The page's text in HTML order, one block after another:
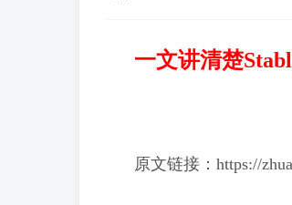
一文讲清楚
原文链接：https://